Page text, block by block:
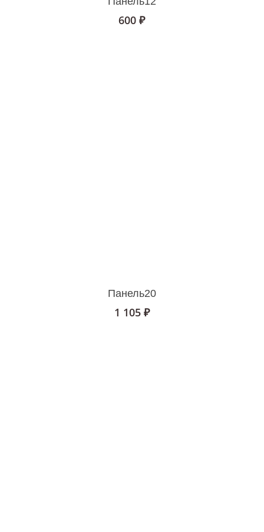
600₽
В Корзину
Панель20
1 105 ₽